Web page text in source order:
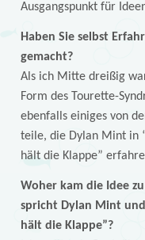
Ausgangspunkt für
Haben Sie selbst
gemacht?
Als ich Mitte dreißig
Form des Tourette-
ebenfalls einiges von
teile, die Dylan Mint in
hält die Klappe”
Woher kam die Idee zu
spricht Dylan Mint
hält die Klappe”?